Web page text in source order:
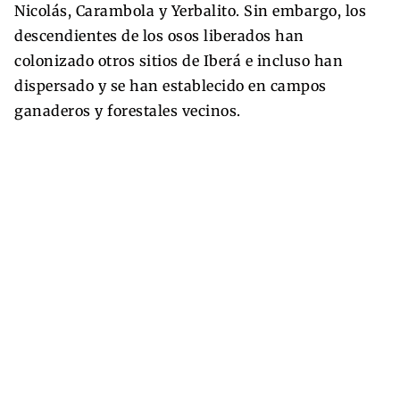
Nicolás, Carambola y Yerbalito. Sin embargo, los
descendientes de los osos liberados han
colonizado otros sitios de Iberá e incluso han
dispersado y se han establecido en campos
ganaderos y forestales vecinos.